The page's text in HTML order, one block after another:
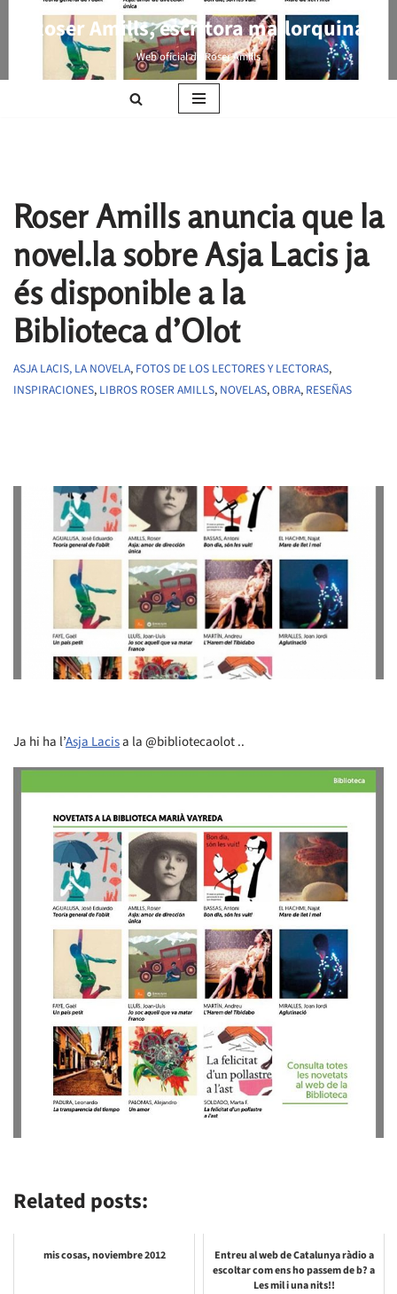
Roser Amills, escritora mallorquina
Web oficial de Roser Amills
Roser Amills anuncia que la
novel.la sobre Asja Lacis ja
és disponible a la
Biblioteca d’Olot
ASJA LACIS, LA NOVELA, FOTOS DE LOS LECTORES Y LECTORAS,
INSPIRACIONES, LIBROS ROSER AMILLS, NOVELAS,OBRA, RESEÑAS
Ja hi ha l’Asja Lacisa la @bibliotecaolot ..
Related posts:
mis cosas, noviembre 2012
Entreu al web de Catalunya ràdio a
escoltar com ens ho passem de b? a
Les mil i una nits!!